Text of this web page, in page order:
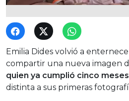
Emilia Dides volvió a
compartir una nueva imagen
quien ya cumplió cinco
distinta a sus primeras